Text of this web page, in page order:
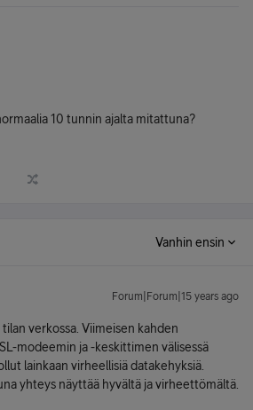
10 tunnin ajalta mitattuna?
Vanhin ensin
Forum|Forum|15 years ago
verkossa. Viimeisen kahden
modeemin ja -keskittimen välisessä
lainkaan virheellisiä datakehyksiä.
yhteys näyttää hyvältä ja virheettömältä.